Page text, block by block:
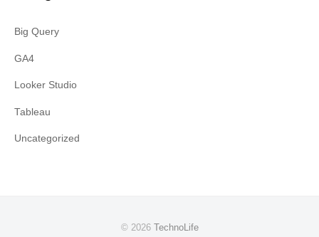
Big Query
GA4
Looker Studio
Tableau
Uncategorized
© 2026 TechnoLife